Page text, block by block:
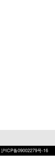
沪ICP备09002279号-16